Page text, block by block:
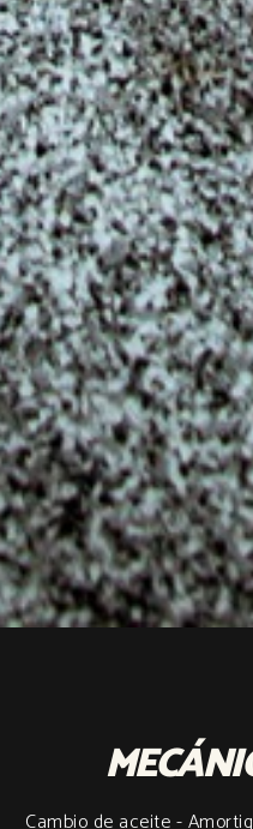
Cambio de aceite -